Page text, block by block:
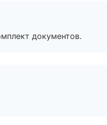
документов.